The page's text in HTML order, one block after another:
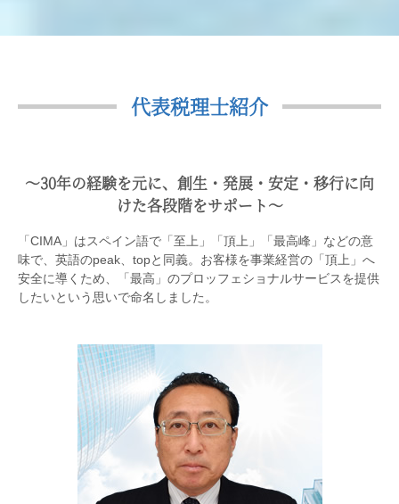
代表税理士紹介
〜30年の経験を元に、創生・発展・安定・移行に向
けた各段階をサポート〜
「CIMA」はスペイン語で「至上」「頂上」「最高峰」などの意
味で、英語のpeak、topと同義。お客様を事業経営の「頂上」へ
安全に導くため、「最高」のプロッフェショナルサービスを提供
したいという思いで命名しました。